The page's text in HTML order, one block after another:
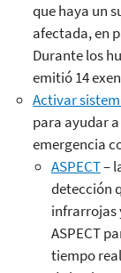
que haya un
afectada, en
Durante los
emitió 14
Activar
para ayudar
emergencia
ASPECT–
detección
infrarrojas
ASPECT
tiempo